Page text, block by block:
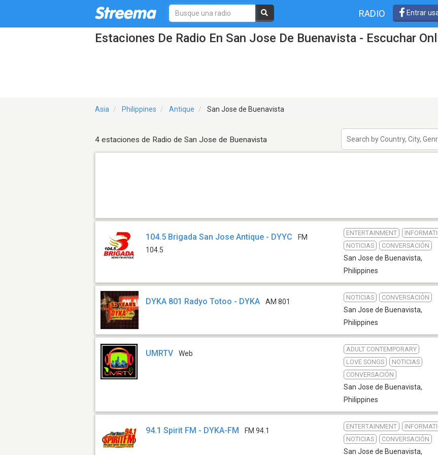
RADIO Entrar
Estaciones De Radio En San Jose De Buenavista - Escuchar
Asia Philippines Antique San Jose de Buenavista
4 estaciones de Radio de San Jose de Buenavista
104.5 Brigada San Jose Antique - DYYC
FM
104.5
ENTERTAINMENT
NOTICIAS
CONVERSACIÓN
San Jose de Buenavista,
Philippines
DYKA 801 Radyo Totoo - DYKA AM 801
NOTICIAS CONVERSACIÓN
San Jose de Buenavista,
Philippines
UMRTV Web
ADULT CONTEMPORARY
LOVE SONGS
NOTICIAS
CONVERSACIÓN
San Jose de Buenavista,
Philippines
94.1 Spirit FM - DYKA-FM FM 94.1
ENTERTAINMENT
NOTICIAS
CONVERSACIÓN
San Jose de Buenavista,